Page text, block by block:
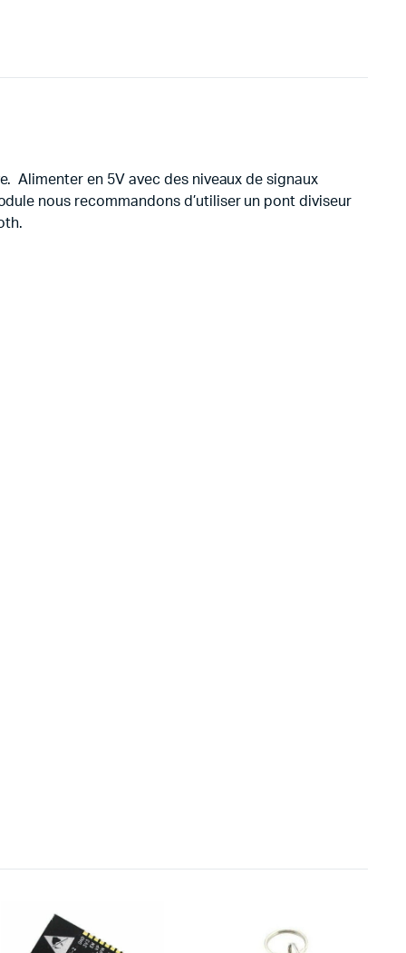
Alimenter en 5V avec des niveaux de signaux
nous recommandons d’utiliser un pont diviseur